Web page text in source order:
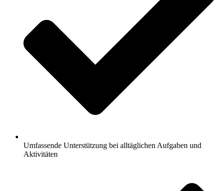
Umfassende Unterstützung bei alltäglichen Aufgaben und
Aktivitäten